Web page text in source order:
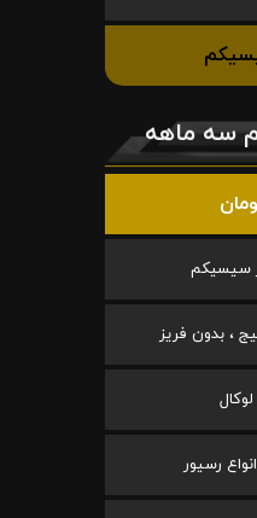
سه ماهه
سیسیکم
، بدون فریز
رسیور